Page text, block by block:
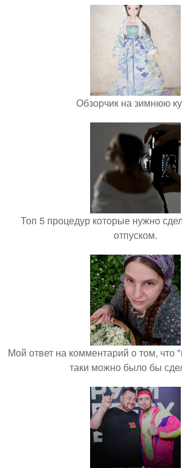
Обзорчик на зимнюю
Топ 5 процедур которые нужно
отпуском.
Мой ответ на комментарий о том, что
таки можно было бы